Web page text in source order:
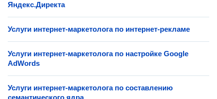
Яндекс.Директа
Услуги интернет-маркетолога по интернет-рекламе
Услуги интернет-маркетолога по настройке Google
AdWords
Услуги интернет-маркетолога по составлению
семантического ядра